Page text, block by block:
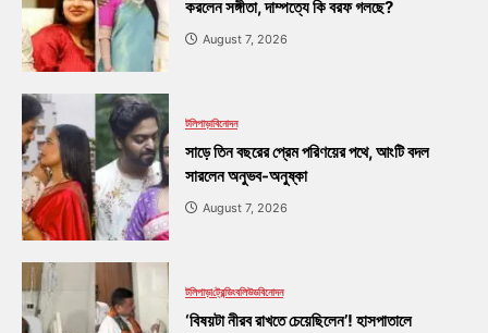
করলেন সঙ্গীতা, দাম্পত্যে কি বরফ গলছে?
August 7, 2026
টলিপাড়াবিনোদন
সাড়ে তিন বছরের প্রেম পরিণয়ের পথে, আংটি বদল
সারলেন অনুভব-অনুষ্কা
August 7, 2026
টলিপাড়াট্রেন্ডিংবলিউডবিনোদন
‘বিষয়টা নীরব রাখতে চেয়েছিলেন’! হাসপাতালে